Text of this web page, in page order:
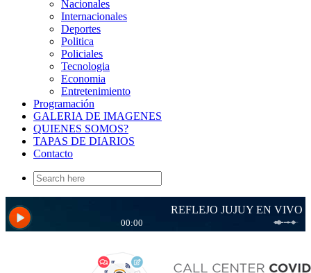
Nacionales
Internacionales
Deportes
Politica
Policiales
Tecnologia
Economia
Entretenimiento
Programación
GALERIA DE IMAGENES
QUIENES SOMOS?
TAPAS DE DIARIOS
Contacto
Search
for: